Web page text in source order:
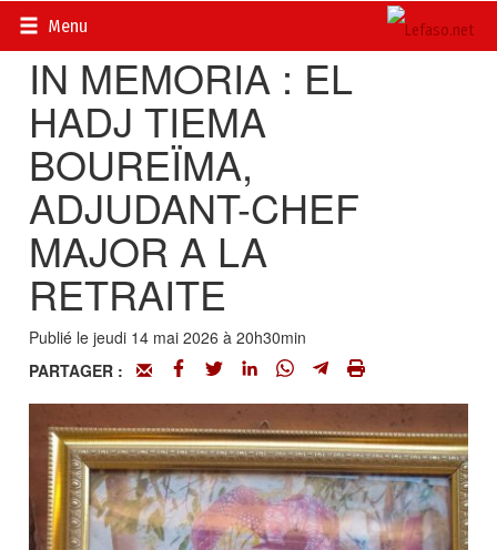
Menu
Accueil>
IN MEMORIA : EL
HADJ TIEMA
BOUREÏMA,
ADJUDANT-CHEF
MAJOR A LA
RETRAITE
Publié le jeudi 14 mai 2026 à 20h30min
PARTAGER :